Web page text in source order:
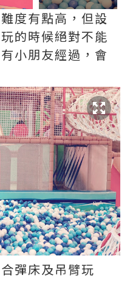
度有點高，但設
的時候絕對不能
小朋友經過，會
彈床及吊臂玩